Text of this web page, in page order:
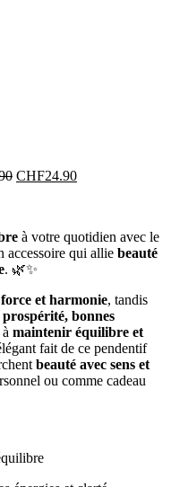
CHF24.90
à votre quotidien avec le
accessoire qui allie beauté
. 🌿✨
et harmonie, tandis
bonnes
maintenir équilibre et
fait de ce pendentif
beauté avec sens et
ou comme cadeau